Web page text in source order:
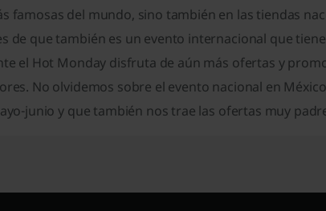
famosas del mundo, sino también en las tiendas
de que también es un evento internacional que
el Hot Monday disfruta de aún más ofertas y
No olvidemos sobre el evento nacional en
junio y que también nos trae las ofertas muy